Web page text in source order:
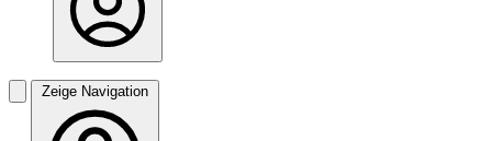
Zeige Navigation